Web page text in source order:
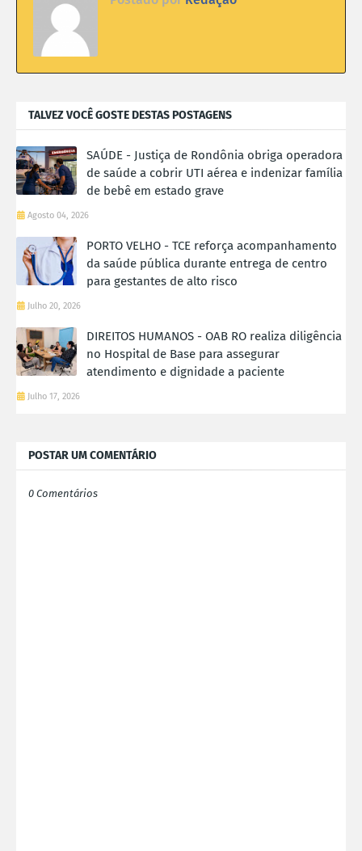
TALVEZ VOCÊ GOSTE DESTAS POSTAGENS
SAÚDE - Justiça de Rondônia obriga operadora
de saúde a cobrir UTI aérea e indenizar família
de bebê em estado grave
Agosto 04, 2026
PORTO VELHO - TCE reforça acompanhamento
da saúde pública durante entrega de centro
para gestantes de alto risco
Julho 20, 2026
DIREITOS HUMANOS - OAB RO realiza diligência
no Hospital de Base para assegurar
atendimento e dignidade a paciente
Julho 17, 2026
POSTAR UM COMENTÁRIO
0 Comentários